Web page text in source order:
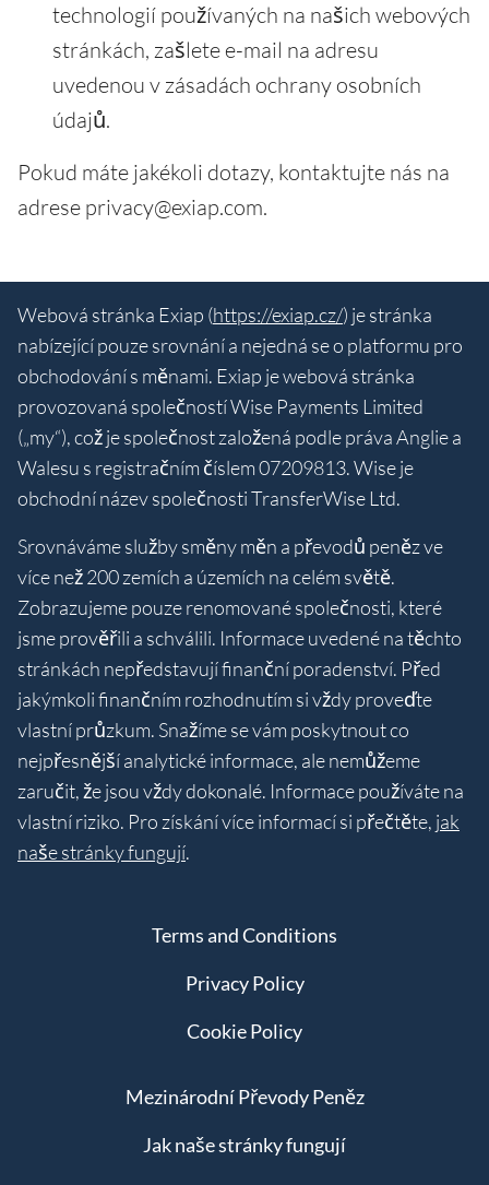
technologií používaných na našich webových
stránkách, zašlete e-mail na adresu
uvedenou v zásadách ochrany osobních
údajů.
Pokud máte jakékoli dotazy, kontaktujte nás na
adrese privacy@exiap.com.
Webová stránka Exiap (https://exiap.cz/) je stránka
nabízející pouze srovnání a nejedná se o platformu pro
obchodování s měnami. Exiap je webová stránka
provozovaná společností Wise Payments Limited
(„my“), což je společnost založená podle práva Anglie a
Walesu s registračním číslem 07209813. Wise je
obchodní název společnosti TransferWise Ltd.
Srovnáváme služby směny měn a převodů peněz ve
více než 200 zemích a územích na celém světě.
Zobrazujeme pouze renomované společnosti, které
jsme prověřili a schválili. Informace uvedené na těchto
stránkách nepředstavují finanční poradenství. Před
jakýmkoli finančním rozhodnutím si vždy proveďte
vlastní průzkum. Snažíme se vám poskytnout co
nejpřesnější analytické informace, ale nemůžeme
zaručit, že jsou vždy dokonalé. Informace používáte na
vlastní riziko. Pro získání více informací si přečtěte, jak
naše stránky fungují.
Terms and Conditions
Privacy Policy
Cookie Policy
Mezinárodní Převody Peněz
Jak naše stránky fungují